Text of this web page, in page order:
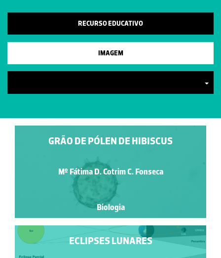
RECURSO EDUCATIVO
IMAGEM
GRÃO DE PÓLEN DE HIBISCUS
Mº Fátima D. Cotrim C. Fonseca
Biologia
ECLIPSES LUNARES